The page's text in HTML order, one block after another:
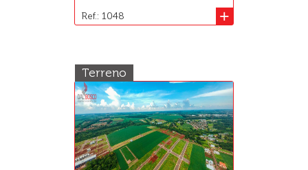
+
Ref.: 1048
Terreno